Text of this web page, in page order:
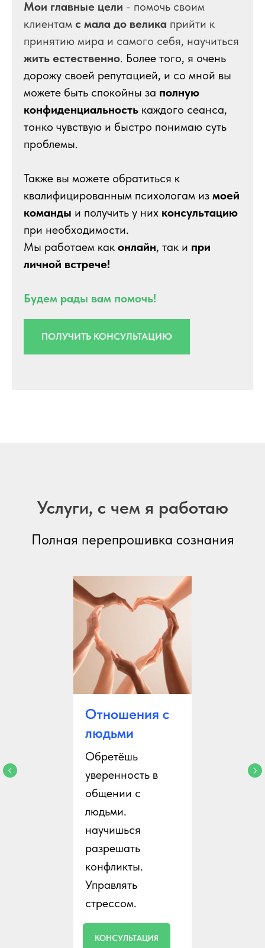
Мои главные цели - помочь своим
клиентам с мала до велика прийти к
принятию мира и самого себя, научиться
жить естественно. Более того, я очень
дорожу своей репутацией, и со мной вы
можете быть спокойны за полную
конфиденциальность каждого сеанса,
тонко чувствую и быстро понимаю суть
проблемы.
Также вы можете обратиться к
квалифицированным психологам из моей
команды и получить у них консультацию
при необходимости.
Мы работаем как онлайн, так и при
личной встрече!
Будем рады вам помочь!
ПОЛУЧИТЬ КОНСУЛЬТАЦИЮ
Услуги, с чем я работаю
Полная перепрошивка сознания
Отношения с
людьми
Обретёшь
уверенность в
общении с
людьми.
научишься
разрешать
конфликты.
Управлять
стрессом.
КОНСУЛЬТАЦИЯ